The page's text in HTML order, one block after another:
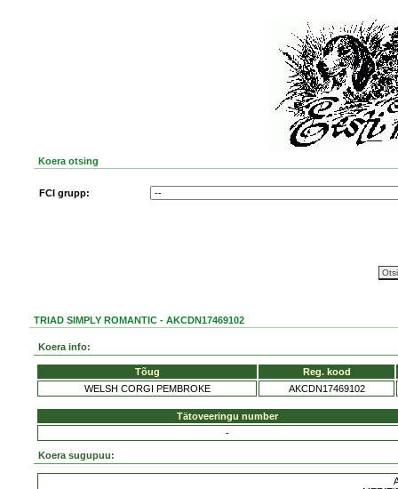
Koera otsing
FCI grupp:
TRIAD SIMPLY ROMANTIC - AKCDN17469102
Koera info:
Tõug
Reg. kood
WELSH CORGI PEMBROKE
AKCDN17469102
Tätoveeringu number
-
Koera sugupuu: